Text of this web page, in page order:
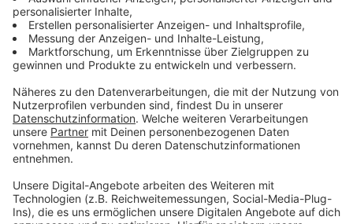
Zum Newsletter anmelden
Du möchtest uns etwas sagen?
Studio Hotline